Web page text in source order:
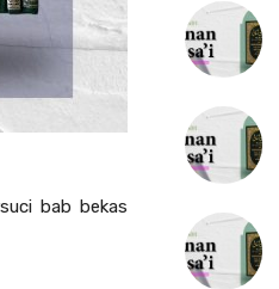
bab bekas